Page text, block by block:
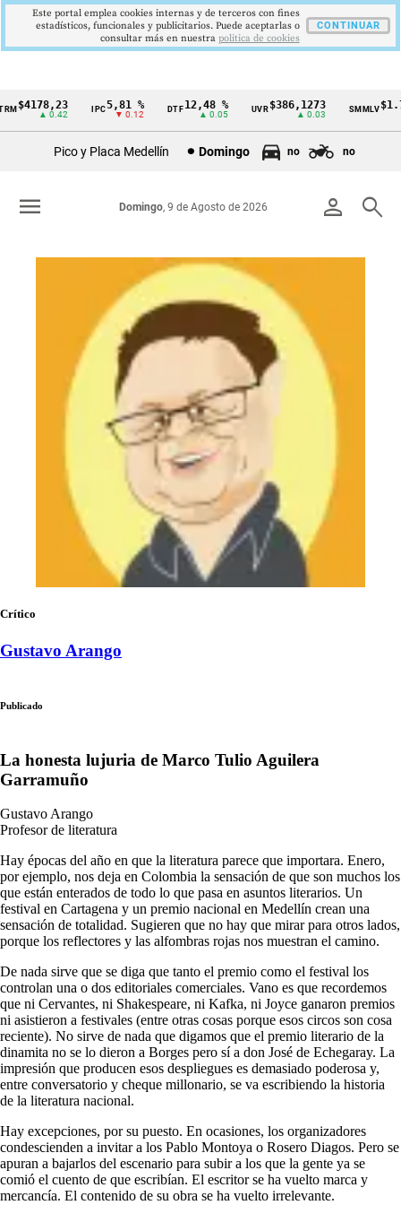
Cintillo
Colombia
▲ 0.42
IPC 5,81 %
▼ 0.12
DTF 12,48 %
▲ 0.05
UVR $386,1273
▲ 0.03
SMMLV
Pico y Placa Medellín Domingo no no
person search
Domingo, 9 de Agosto de 2026
menu
Crítico
Gustavo Arango
Publicado
La honesta lujuria de Marco Tulio Aguilera
Garramuño
Gustavo Arango
Profesor de literatura
Hay épocas del año en que la literatura parece que importara. Enero,
por ejemplo, nos deja en Colombia la sensación de que son muchos los
que están enterados de todo lo que pasa en asuntos literarios. Un
festival en Cartagena y un premio nacional en Medellín crean una
sensación de totalidad. Sugieren que no hay que mirar para otros lados,
porque los reflectores y las alfombras rojas nos muestran el camino.
De nada sirve que se diga que tanto el premio como el festival los
controlan una o dos editoriales comerciales. Vano es que recordemos
que ni Cervantes, ni Shakespeare, ni Kafka, ni Joyce ganaron premios
ni asistieron a festivales (entre otras cosas porque esos circos son cosa
reciente). No sirve de nada que digamos que el premio literario de la
dinamita no se lo dieron a Borges pero sí a don José de Echegaray. La
impresión que producen esos despliegues es demasiado poderosa y,
entre conversatorio y cheque millonario, se va escribiendo la historia
de la literatura nacional.
Hay excepciones, por su puesto. En ocasiones, los organizadores
condescienden a invitar a los Pablo Montoya o Rosero Diagos. Pero se
apuran a bajarlos del escenario para subir a los que la gente ya se
comió el cuento de que escribían. El escritor se ha vuelto marca y
mercancía. El contenido de su obra se ha vuelto irrelevante.
Este portal emplea cookies internas y de terceros con fines
estadísticos, funcionales y publicitarios. Puede aceptarlas o
consultar más en nuestra politica de cookies
CONTINUAR